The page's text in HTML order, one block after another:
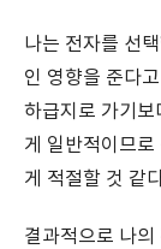
나는 전자를 선
인 영향을 준다
하급지로 가기보
게 일반적이므
게 적절할 것 같
결과적으로 나